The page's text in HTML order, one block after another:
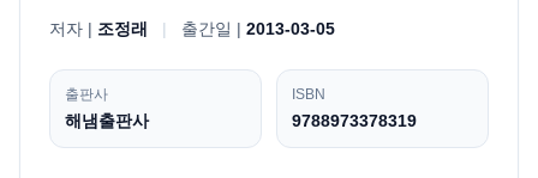
저자 | 조정래 | 출간일 | 2013-03-05
출판사
해냄출판사
ISBN
9788973378319